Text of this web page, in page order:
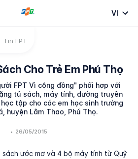
VI
Tin FPT
Cho Trẻ Em Phú Thọ
FPT Vì cộng đồng" phối hợp với
tủ sách, máy tính, đường truyền
tập cho các em học sinh trường
huyện Lâm Thao, Phú Thọ.
• 26/05/2015
ước mơ và 4 bộ máy tính từ Quỹ